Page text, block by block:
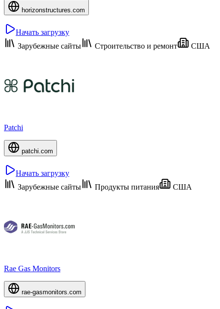
horizonstructures.com
Начать загрузку
Зарубежные сайты
Строительство и ремонт США
Patchi
patchi.com
Начать загрузку
Зарубежные сайты
Продукты питания США
Rae Gas Monitors
rae-gasmonitors.com